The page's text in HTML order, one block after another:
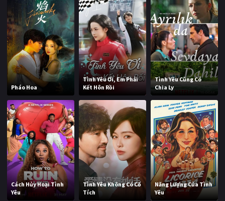
Pháo Hoa
Tình Yêu Ơi, Em Phải
Kết Hôn Rồi
Tình Yêu Cũng Có
Chia Ly
Cách Hủy Hoại Tình
Yêu
Tình Yêu Không Có Cổ
Tích
Năng Lượng Của Tình
Yêu